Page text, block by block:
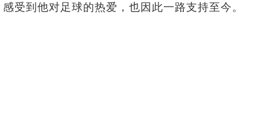
感受到他对足球的热爱，也因此一路支持至今。